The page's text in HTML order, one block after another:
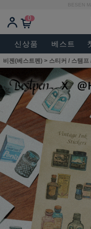
BESEN
0
신상품 베스트
비젠(베스트펜) > 스티커 / 스탬프